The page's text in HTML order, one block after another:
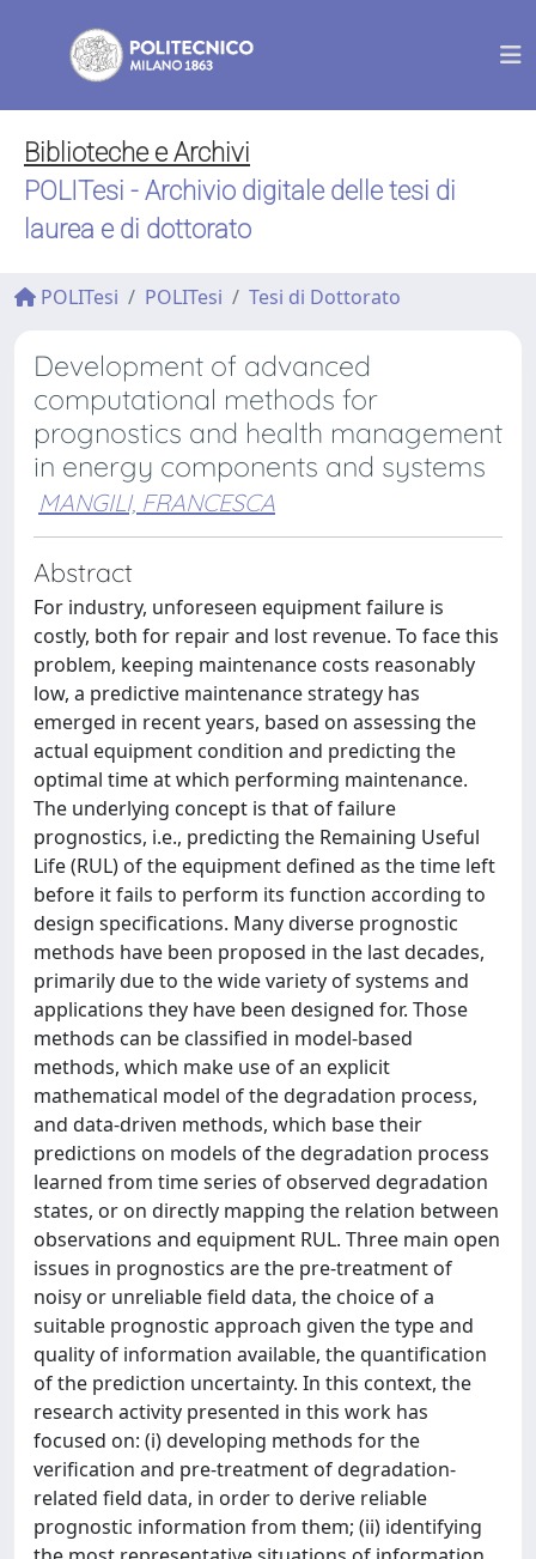
Biblioteche e Archivi
POLITesi - Archivio digitale delle tesi di
laurea e di dottorato
POLITesi POLITesi Tesi di Dottorato
Development of advanced
computational methods for
prognostics and health management
in energy components and systems
MANGILI, FRANCESCA
Abstract
For industry, unforeseen equipment failure is
costly, both for repair and lost revenue. To face this
problem, keeping maintenance costs reasonably
low, a predictive maintenance strategy has
emerged in recent years, based on assessing the
actual equipment condition and predicting the
optimal time at which performing maintenance.
The underlying concept is that of failure
prognostics, i.e., predicting the Remaining Useful
Life (RUL) of the equipment defined as the time left
before it fails to perform its function according to
design specifications. Many diverse prognostic
methods have been proposed in the last decades,
primarily due to the wide variety of systems and
applications they have been designed for. Those
methods can be classified in model-based
methods, which make use of an explicit
mathematical model of the degradation process,
and data-driven methods, which base their
predictions on models of the degradation process
learned from time series of observed degradation
states, or on directly mapping the relation between
observations and equipment RUL. Three main open
issues in prognostics are the pre-treatment of
noisy or unreliable field data, the choice of a
suitable prognostic approach given the type and
quality of information available, the quantification
of the prediction uncertainty. In this context, the
research activity presented in this work has
focused on: (i) developing methods for the
verification and pre-treatment of degradation-
related field data, in order to derive reliable
prognostic information from them; (ii) identifying